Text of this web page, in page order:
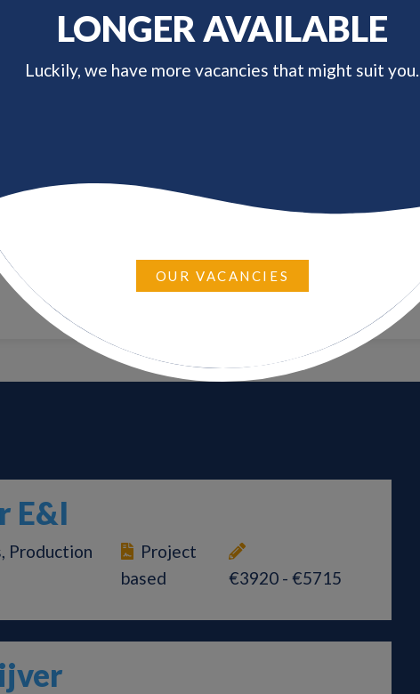
LONGER AVAILABLE
Luckily, we have more vacancies that might suit you.
OUR VACANCIES
trainingen is een pré
complexe werkomgeving in een open en
uitzicht op de Noordzee
besproken in een persoonlijk gesprek
E&I
Production
Project
based
€3920 - €5715